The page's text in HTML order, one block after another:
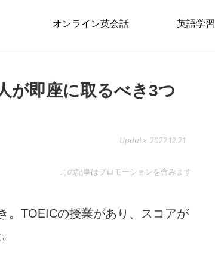
オンライン英会話 英語学習
が即座に取るべき3つ
2022.12.21
この記事はプロモーションを含みます
。TOEICの授業があり、スコアが